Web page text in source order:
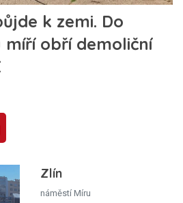
Zlín
náměstí Míru